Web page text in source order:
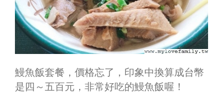
鰻魚飯套餐，價格忘了，印象中換算成台幣
是四～五百元，非常好吃的鰻魚飯喔！